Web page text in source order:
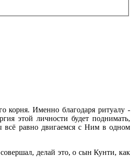
корня. Именно благодаря ритуалу -
этой личности будет поднимать,
всё равно двигаемся с Ним в одном
делай это, о сын Кунти, как